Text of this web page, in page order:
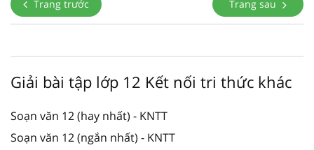
Trang trước Trang sau
Giải bài tập lớp 12 Kết nối tri thức khác
Soạn văn 12 (hay nhất) - KNTT
Soạn văn 12 (ngắn nhất) - KNTT